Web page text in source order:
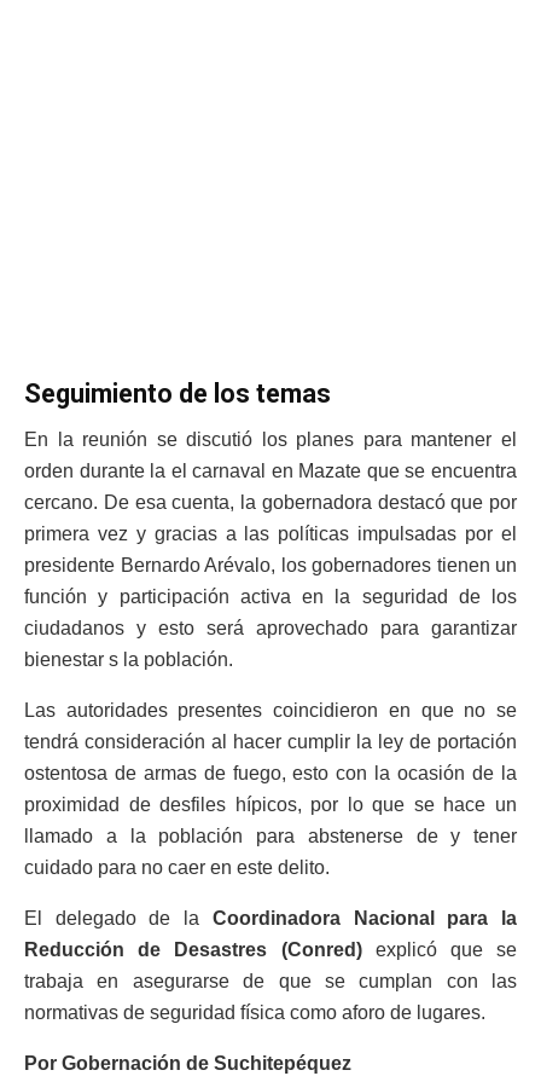
Seguimiento de los temas
En la reunión se discutió los planes para mantener el
orden durante la el carnaval en Mazate que se encuentra
cercano. De esa cuenta, la gobernadora destacó que por
primera vez y gracias a las políticas impulsadas por el
presidente Bernardo Arévalo, los gobernadores tienen un
función y participación activa en la seguridad de los
ciudadanos y esto será aprovechado para garantizar
bienestar s la población.
Las autoridades presentes coincidieron en que no se
tendrá consideración al hacer cumplir la ley de portación
ostentosa de armas de fuego, esto con la ocasión de la
proximidad de desfiles hípicos, por lo que se hace un
llamado a la población para abstenerse de y tener
cuidado para no caer en este delito.
El delegado de la Coordinadora Nacional para la
Reducción de Desastres (Conred)explicó que se
trabaja en asegurarse de que se cumplan con las
normativas de seguridad física como aforo de lugares.
Por Gobernación de Suchitepéquez